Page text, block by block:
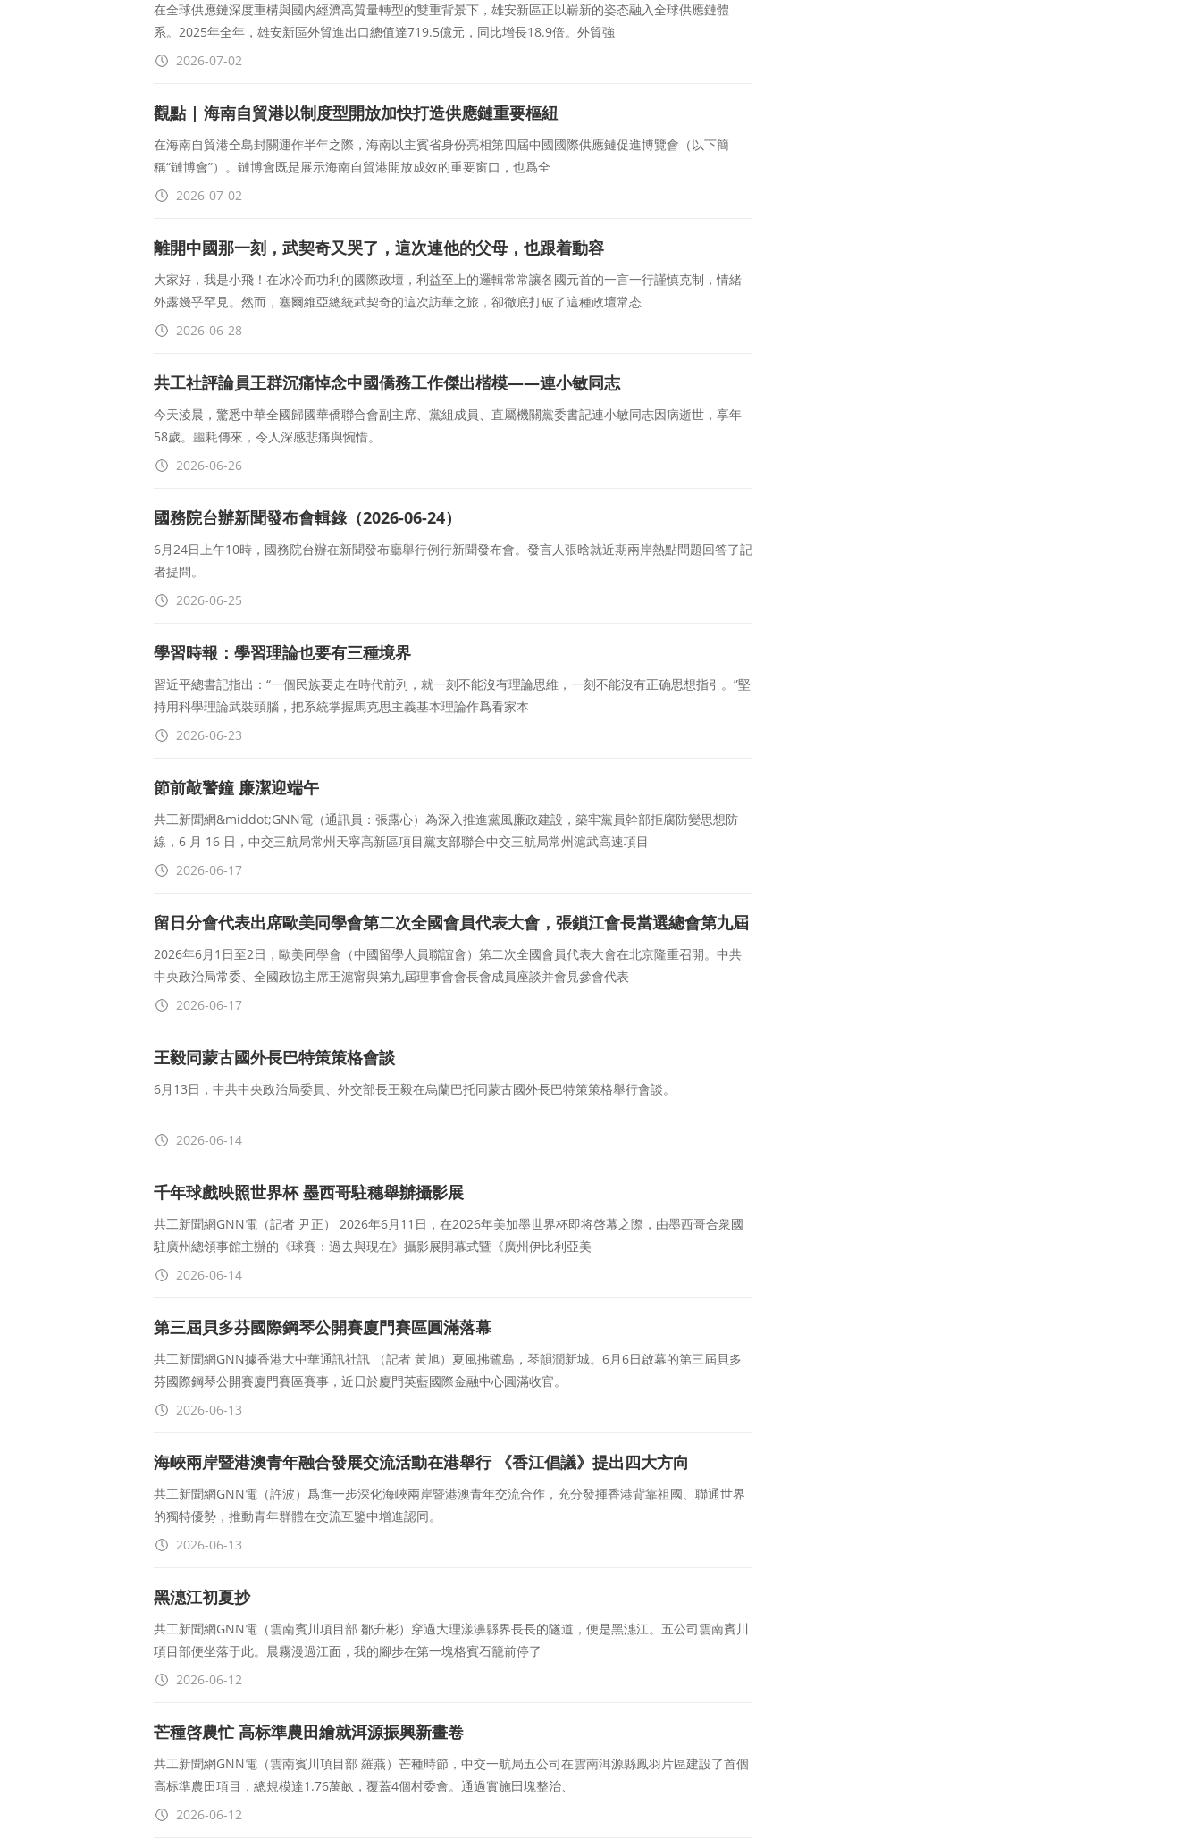
在全球供應鏈深度重構與國内經濟高質量轉型的雙重背景下，雄安新區正以嶄新的姿态融入全球供應鏈體
系。2025年全年，雄安新區外貿進出口總值達719.5億元，同比增長18.9倍。外貿強
2026-07-02
觀點 | 海南自貿港以制度型開放加快打造供應鏈重要樞紐
在海南自貿港全島封關運作半年之際，海南以主賓省身份亮相第四屆中國國際供應鏈促進博覽會（以下簡
稱“鏈博會”）。鏈博會既是展示海南自貿港開放成效的重要窗口，也爲全
2026-07-02
離開中國那一刻，武契奇又哭了，這次連他的父母，也跟着動容
大家好，我是小飛！在冰冷而功利的國際政壇，利益至上的邏輯常常讓各國元首的一言一行謹慎克制，情緒
外露幾乎罕見。然而，塞爾維亞總統武契奇的這次訪華之旅，卻徹底打破了這種政壇常态
2026-06-28
共工社評論員王群沉痛悼念中國僑務工作傑出楷模——連小敏同志
今天淩晨，驚悉中華全國歸國華僑聯合會副主席、黨組成員、直屬機關黨委書記連小敏同志因病逝世，享年
58歲。噩耗傳來，令人深感悲痛與惋惜。
2026-06-26
國務院台辦新聞發布會輯錄（2026-06-24）
6月24日上午10時，國務院台辦在新聞發布廳舉行例行新聞發布會。發言人張晗就近期兩岸熱點問題回答了記
者提問。
2026-06-25
學習時報：學習理論也要有三種境界
習近平總書記指出：“一個民族要走在時代前列，就一刻不能沒有理論思維，一刻不能沒有正确思想指引。”堅
持用科學理論武裝頭腦，把系統掌握馬克思主義基本理論作爲看家本
2026-06-23
節前敲警鐘 廉潔迎端午
共工新聞網&middot;GNN電（通訊員：張露心）為深入推進黨風廉政建設，築牢黨員幹部拒腐防變思想防
線，6 月 16 日，中交三航局常州天寧高新區項目黨支部聯合中交三航局常州滬武高速項目
2026-06-17
留日分會代表出席歐美同學會第二次全國會員代表大會，張鎖江會長當選總會第九屆
理事會副會長
2026年6月1日至2日，歐美同學會（中國留學人員聯誼會）第二次全國會員代表大會在北京隆重召開。中共
中央政治局常委、全國政協主席王滬甯與第九屆理事會會長會成員座談并會見參會代表
2026-06-17
王毅同蒙古國外長巴特策策格會談
6月13日，中共中央政治局委員、外交部長王毅在烏蘭巴托同蒙古國外長巴特策策格舉行會談。
2026-06-14
千年球戲映照世界杯 墨西哥駐穗舉辦攝影展
共工新聞網GNN電（記者 尹正） 2026年6月11日，在2026年美加墨世界杯即将啓幕之際，由墨西哥合衆國
駐廣州總領事館主辦的《球賽：過去與現在》攝影展開幕式暨《廣州伊比利亞美
2026-06-14
第三屆貝多芬國際鋼琴公開賽廈門賽區圓滿落幕
共工新聞網GNN據香港大中華通訊社訊 （記者 黃旭）夏風拂鷺島，琴韻潤新城。6月6日啟幕的第三屆貝多
芬國際鋼琴公開賽廈門賽區賽事，近日於廈門英藍國際金融中心圓滿收官。
2026-06-13
海峽兩岸暨港澳青年融合發展交流活動在港舉行 《香江倡議》提出四大方向
共工新聞網GNN電（許波）爲進一步深化海峽兩岸暨港澳青年交流合作，充分發揮香港背靠祖國、聯通世界
的獨特優勢，推動青年群體在交流互鑒中增進認同。
2026-06-13
黑潓江初夏抄
共工新聞網GNN電（雲南賓川項目部 鄒升彬）穿過大理漾濞縣界長長的隧道，便是黑潓江。五公司雲南賓川
項目部便坐落于此。晨霧漫過江面，我的腳步在第一塊格賓石籠前停了
2026-06-12
芒種啓農忙 高标準農田繪就洱源振興新畫卷
共工新聞網GNN電（雲南賓川項目部 羅燕）芒種時節，中交一航局五公司在雲南洱源縣鳳羽片區建設了首個
高标準農田項目，總規模達1.76萬畝，覆蓋4個村委會。通過實施田塊整治、
2026-06-12